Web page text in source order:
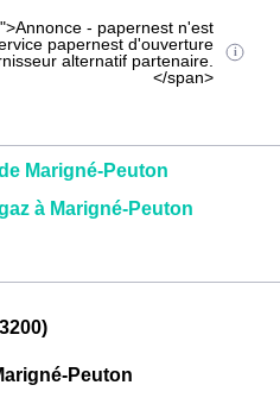
- papernest n'est
papernest d'ouverture
alternatif partenaire.
</span>
Marigné-Peuton
à Marigné-Peuton
Peuton